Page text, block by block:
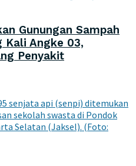
Gunungan Sampah
Kali Angke 03,
Penyakit